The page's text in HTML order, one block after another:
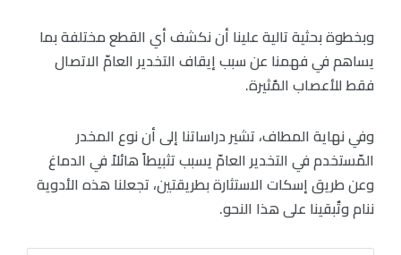
وبخطوة بحثية تالية علينا أن نكشف أي القطع مختلفة بما
يساهم في فهمنا عن سبب إيقاف التخدير العامّ الاتصال
فقط للأعصاب المٌثيرة.
وفي نهاية المطاف، تشير دراساتنا إلى أن نوع المخدر
المّستخدم في التخدير العامّ يسبب تثبيطاً هائلاً في الدماغ
وعن طريق إسكات الاستثارة بطريقتين، تجعلنا هذه الأدوية
ننام وتٌبقينا على هذا النحو.